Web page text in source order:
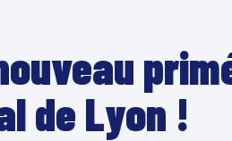
de Lyon !